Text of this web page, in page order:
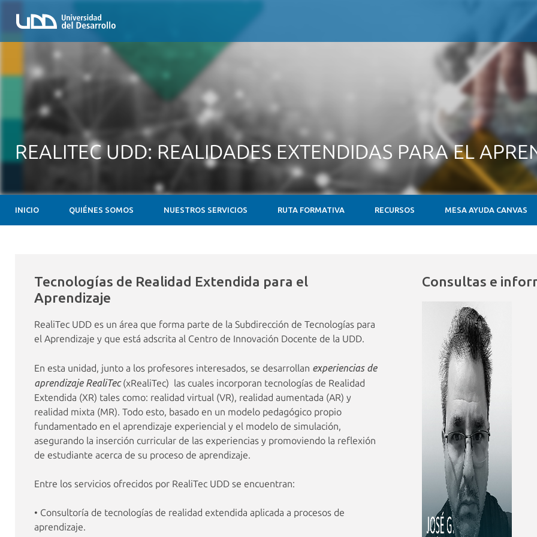
REALITEC UDD: REALIDADES EXTENDIDAS PARA EL
INICIO QUIÉNES SOMOS NUESTROS SERVICIOS RUTA FORMATIVA RECURSOS MESA AYUDA CANVAS
Tecnologías de Realidad Extendida para el
Aprendizaje
RealiTec UDD es un área que forma parte de la Subdirección de Tecnologías para
el Aprendizaje y que está adscrita al Centro de Innovación Docente de la UDD.
En esta unidad, junto a los profesores interesados, se desarrollan experiencias de
aprendizaje RealiTec(xRealiTec) las cuales incorporan tecnologías de Realidad
Extendida (XR) tales como: realidad virtual (VR), realidad aumentada (AR) y
realidad mixta (MR). Todo esto, basado en un modelo pedagógico propio
fundamentado en el aprendizaje experiencial y el modelo de simulación,
asegurando la inserción curricular de las experiencias y promoviendo la reflexión
de estudiante acerca de su proceso de aprendizaje.
Entre los servicios ofrecidos por RealiTec UDD se encuentran:
• Consultoría de tecnologías de realidad extendida aplicada a procesos de
aprendizaje.
Consultas e